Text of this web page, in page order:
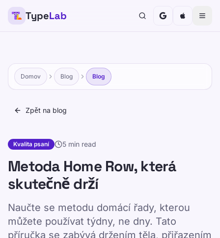
TypeLab
Domov Blog Blog
Zpět na blog
Kvalita psaní 5 min read
Metoda Home Row, která
skutečně drží
Naučte se metodu domácí řady, kterou
můžete používat týdny, ne dny. Tato
příručka se zabývá držením těla, přiřazením